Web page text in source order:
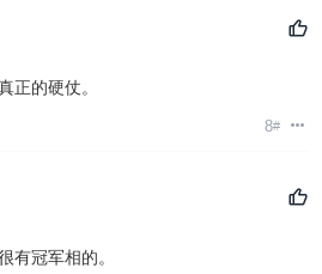
正的硬仗。
8#
有冠军相的。